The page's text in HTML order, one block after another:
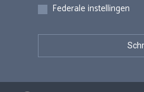
Federale instellingen